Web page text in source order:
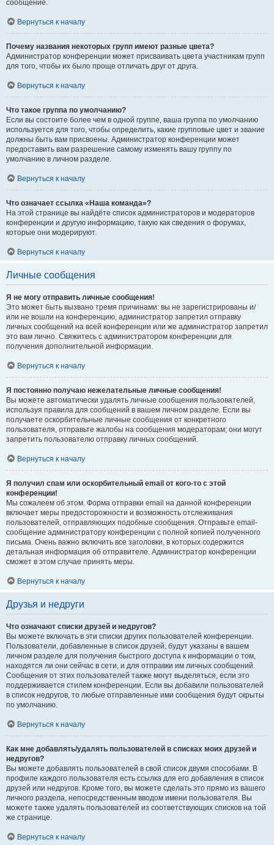
сообщение.
Вернуться к началу
Почему названия некоторых групп имеют разные цвета?
Администратор конференции может присваивать цвета участникам групп
для того, чтобы их было проще отличать друг от друга.
Вернуться к началу
Что такое группа по умолчанию?
Если вы состоите более чем в одной группе, ваша группа по умолчанию
используется для того, чтобы определить, какие групповые цвет и звание
должны быть вам присвоены. Администратор конференции может
предоставить вам разрешение самому изменять вашу группу по
умолчанию в личном разделе.
Вернуться к началу
Что означает ссылка «Наша команда»?
На этой странице вы найдёте список администраторов и модераторов
конференции и другую информацию, такую как сведения о форумах,
которые они модерируют.
Вернуться к началу
Личные сообщения
Я не могу отправить личные сообщения!
Это может быть вызвано тремя причинами: вы не зарегистрированы и/
или не вошли на конференцию, администратор запретил отправку
личных сообщений на всей конференции или же администратор запретил
это вам лично. Свяжитесь с администратором конференции для
получения дополнительной информации.
Вернуться к началу
Я постоянно получаю нежелательные личные сообщения!
Вы можете автоматически удалять личные сообщения пользователей,
используя правила для сообщений в вашем личном разделе. Если вы
получаете оскорбительные личные сообщения от конкретного
пользователя, отправьте жалобы на сообщения модераторам; они могут
запретить пользователю отправку личных сообщений.
Вернуться к началу
Я получил спам или оскорбительный email от кого-то с этой
конференции!
Мы сожалеем об этом. Форма отправки email на данной конференции
включает меры предосторожности и возможность отслеживания
пользователей, отправляющих подобные сообщения. Отправьте email-
сообщение администратору конференции с полной копией полученного
письма. Очень важно включить все заголовки, в которых содержится
детальная информация об отправителе. Администратор конференции
сможет в этом случае принять меры.
Вернуться к началу
Друзья и недруги
Что означают списки друзей и недругов?
Вы можете включать в эти списки других пользователей конференции.
Пользователи, добавленные в список друзей, будут указаны в вашем
личном разделе для получения быстрого доступа к информации о том,
находятся ли они сейчас в сети, и для отправки им личных сообщений.
Сообщения от этих пользователей также могут выделяться, если это
поддерживается стилем конференции. Если вы добавили пользователей
в список недругов, то любые отправленные ими сообщения будут скрыты
по умолчанию.
Вернуться к началу
Как мне добавлять/удалять пользователей в списках моих друзей и
недругов?
Вы можете добавлять пользователей в свой список двумя способами. В
профиле каждого пользователя есть ссылка для его добавления в список
друзей или недругов. Кроме того, вы можете сделать это прямо из вашего
личного раздела, непосредственным вводом имени пользователя. Вы
можете также удалять пользователей из соответствующих списков на той
же странице.
Вернуться к началу